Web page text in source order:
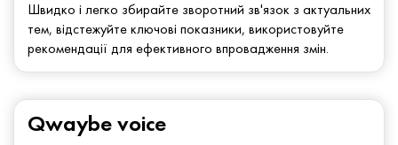
Qwaybe voice
Швидко і легко збирайте зворотний зв'язок з актуальних
тем, відстежуйте ключові показники, використовуйте
рекомендації для ефективного впровадження змін.